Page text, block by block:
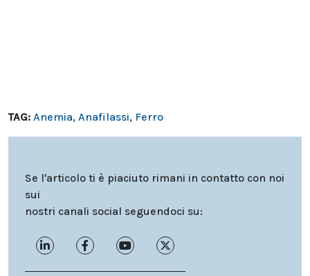
TAG: Anemia, Anafilassi, Ferro
Se l'articolo ti è piaciuto rimani in contatto con noi
sui
nostri canali social seguendoci su: